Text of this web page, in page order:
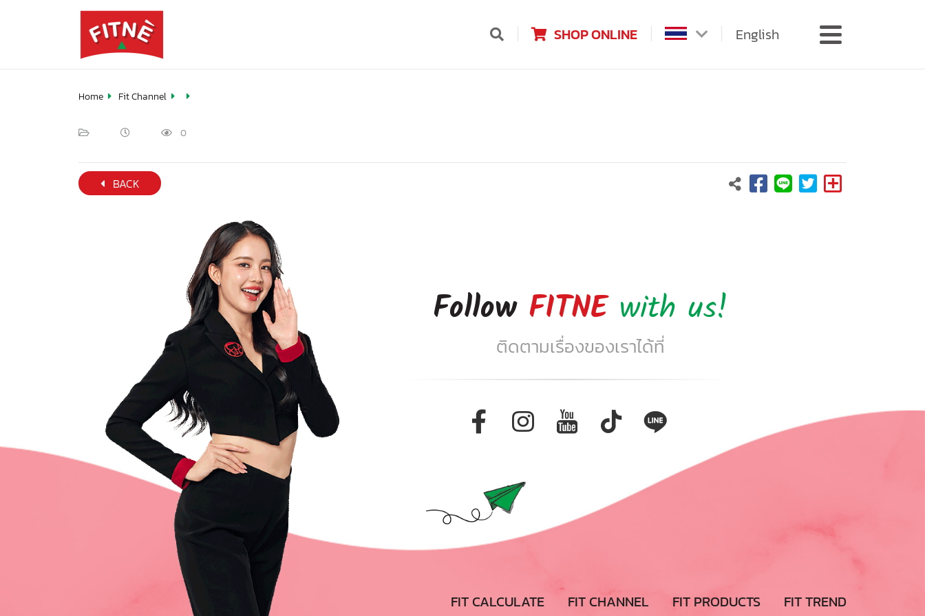
SHOP ONLINE English
Home Fit Channel
0
BACK
Follow FITNE with us!
ติดตามเรื่องของเราได้ที่
FIT CALCULATE FIT CHANNEL FIT PRODUCTS FIT TREND